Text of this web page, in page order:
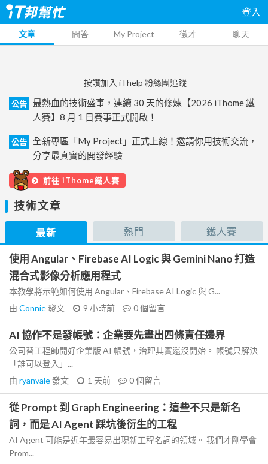
登入
文章 問答 My Project 徵才 聊天
按讚加入 iThelp 粉絲團追蹤
公告
最熱血的技術盛事，連續 30 天的修煉【2026 iThome 鐵
人賽】8 月 1 日賽事正式開啟！
公告
全新專區「My Project」正式上線！邀請你用技術交流，
分享最真實的開發經驗
前往 iThome鐵人賽
技術文章
最新 熱門 鐵人賽
使用 Angular、Firebase AI Logic 與 Gemini Nano 打造
混合式影像分析應用程式
本教學將示範如何使用 Angular、Firebase AI Logic 與 G...
由 Connie發文 9 小時前 0個留言
AI 協作不是發帳號：企業要先畫出四條責任邊界
公司替工程師開好企業版 AI 帳號，治理其實還沒開始。 帳號只解決
「誰可以登入」...
由 ryanvale發文 1 天前 0個留言
從 Prompt 到 Graph Engineering：這些不只是新名
詞，而是 AI Agent 踩坑後衍生的工程
AI Agent 可能是近年最容易出現新工程名詞的領域。 我們才剛學會
Prom...